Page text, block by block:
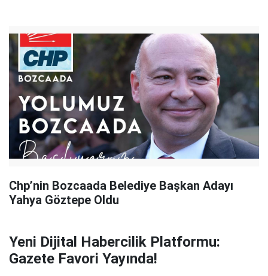
Chp’nin Bozcaada Belediye Başkan Adayı
Yahya Göztepe Oldu
Yeni Dijital Habercilik Platformu:
Gazete Favori Yayında!